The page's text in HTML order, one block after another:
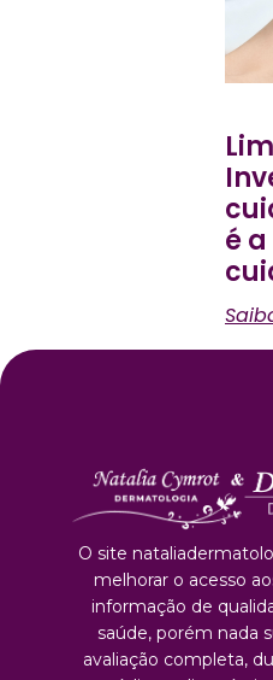
é
O site
melhorar o acesso
informação de
saúde, porém nada
avaliação completa,